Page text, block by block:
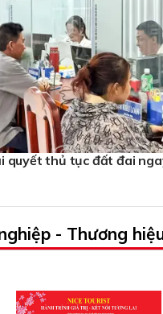
quyết thủ tục đất đai
- Thương